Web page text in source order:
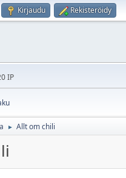
Kirjaudu Rekisteröidy
IP
► Allt om chili